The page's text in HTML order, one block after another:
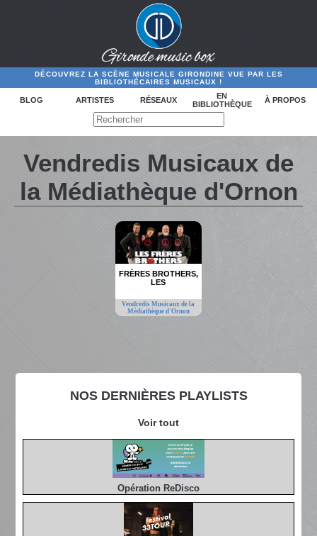
DÉCOUVREZ LA SCÈNE MUSICALE GIRONDINE VUE PAR LES
BIBLIOTHÉCAIRES MUSICAUX !
BLOG ARTISTES RÉSEAUX
EN
BIBLIOTHÈQUE
À PROPOS
NOS DERNIÈRES PLAYLISTS
Voir tout
Opération ReDisco
Vendredis Musicaux de
la Médiathèque d'Ornon
FRÈRES BROTHERS,
LES
Vendredis Musicaux de la
Médiathèque d'Ornon